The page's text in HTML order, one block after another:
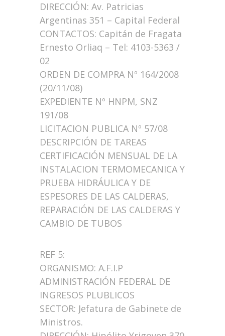
DIRECCIÓN: Av. Patricias
Argentinas 351 – Capital Federal
CONTACTOS: Capitán de Fragata
Ernesto Orliaq – Tel: 4103-5363 /
02
ORDEN DE COMPRA Nº 164/2008
(20/11/08)
EXPEDIENTE Nº HNPM, SNZ
191/08
LICITACION PUBLICA Nº 57/08
DESCRIPCIÓN DE TAREAS
CERTIFICACIÓN MENSUAL DE LA
INSTALACION TERMOMECANICA Y
PRUEBA HIDRÁULICA Y DE
ESPESORES DE LAS CALDERAS,
REPARACIÓN DE LAS CALDERAS Y
CAMBIO DE TUBOS
REF 5:
ORGANISMO: A.F.I.P
ADMINISTRACIÓN FEDERAL DE
INGRESOS PLUBLICOS
SECTOR: Jefatura de Gabinete de
Ministros.